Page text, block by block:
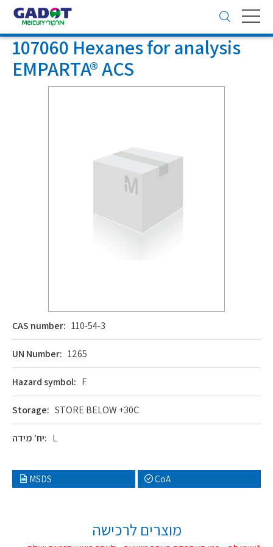
Toggle
navigation
107060 Hexanes for analysis
EMPARTA® ACS
CAS number: 110-54-3
UN Number: 1265
Hazard symbol: F
Storage: STORE BELOW +30C
יח' מידה: L
MSDS CoA
מוצרים לרכישה